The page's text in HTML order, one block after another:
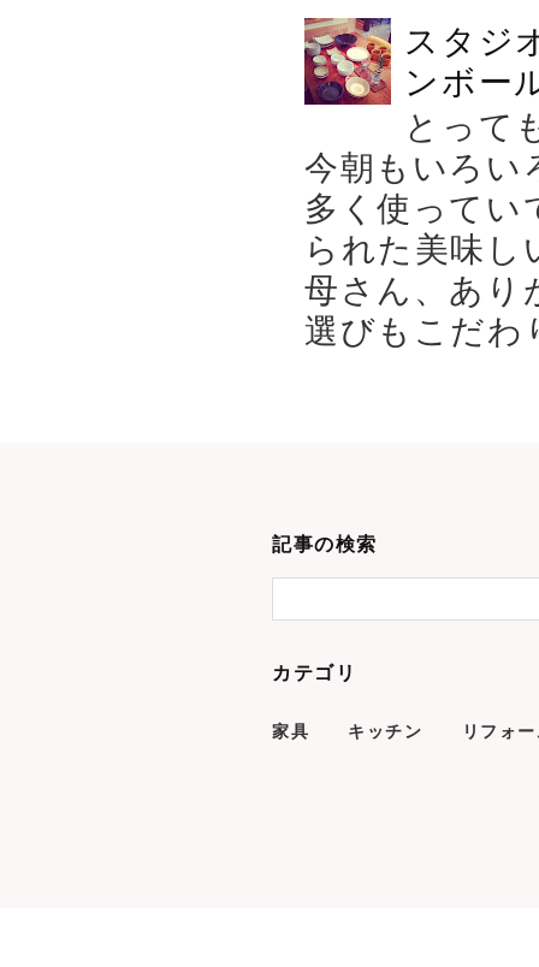
スタジ
ンボー
とって
今朝もいろい
多く使ってい
られた美味
母さん、あり
選びもこだ
記事の検索
カテゴリ
家具 キッチン リフォ